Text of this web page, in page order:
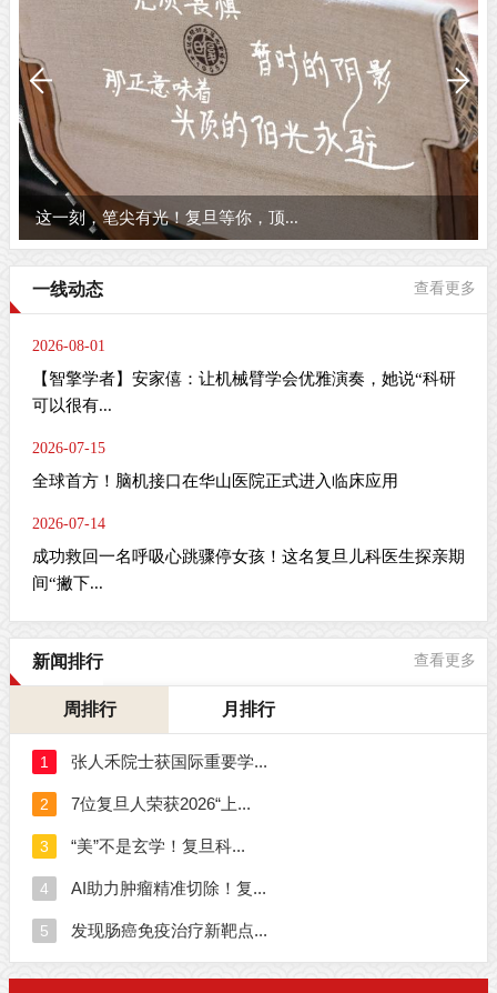
这一刻，笔尖有光！复旦等你，顶...
一线动态 查看更多
2026-08-01
【智擎学者】安家僖：让机械臂学会优雅演奏，她说“科研
可以很有...
2026-07-15
全球首方！脑机接口在华山医院正式进入临床应用
2026-07-14
成功救回一名呼吸心跳骤停女孩！这名复旦儿科医生探亲期
间“撇下...
新闻排行 查看更多
周排行 月排行